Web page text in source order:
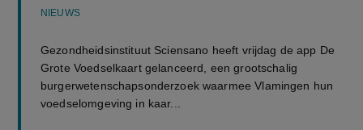
NIEUWS
Gezondheidsinstituut Sciensano heeft vrijdag de app De
Grote Voedselkaart gelanceerd, een grootschalig
burgerwetenschapsonderzoek waarmee Vlamingen hun
voedselomgeving in kaar...